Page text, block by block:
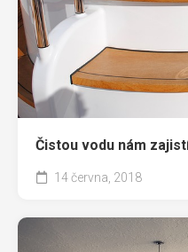
Čistou vodu nám
14 června, 2018